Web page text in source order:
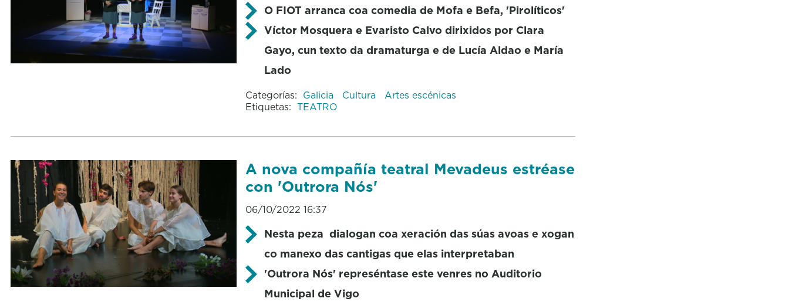
O FIOT arranca coa comedia de Mofa e Befa, 'Pirolíticos'
Víctor Mosquera e Evaristo Calvo dirixidos por Clara
Gayo, cun texto da dramaturga e de Lucía Aldao e María
Lado
Categorías: Galicia Cultura
Artes escénicas
Etiquetas: TEATRO
A nova compañía teatral Mevadeus estréase
con 'Outrora Nós'
06/10/2022 16:37
Nesta peza dialogan coa xeración das súas avoas e xogan
co manexo das cantigas que elas interpretaban
'Outrora Nós' represéntase este venres no Auditorio
Municipal de Vigo